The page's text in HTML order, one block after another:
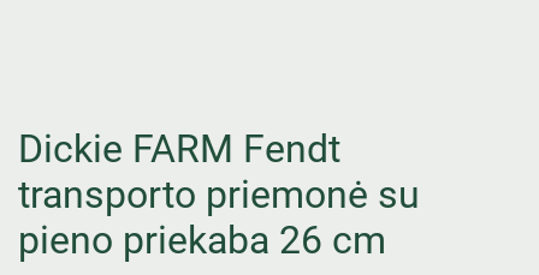
Dickie FARM Fendt
transporto priemonė su
pieno priekaba 26 cm